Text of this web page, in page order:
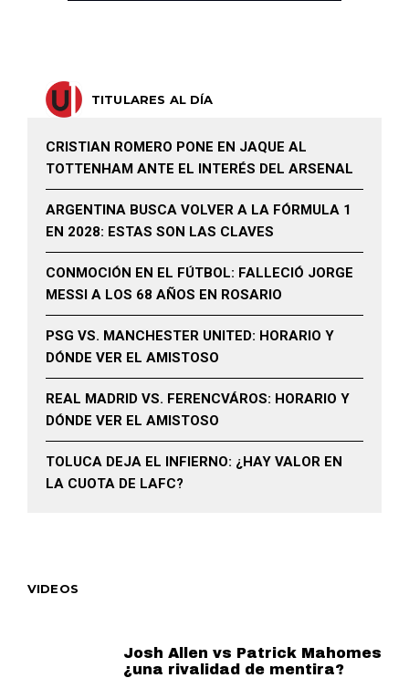
TITULARES AL DÍA
CRISTIAN ROMERO PONE EN JAQUE AL
TOTTENHAM ANTE EL INTERÉS DEL ARSENAL
ARGENTINA BUSCA VOLVER A LA FÓRMULA 1
EN 2028: ESTAS SON LAS CLAVES
CONMOCIÓN EN EL FÚTBOL: FALLECIÓ JORGE
MESSI A LOS 68 AÑOS EN ROSARIO
PSG VS. MANCHESTER UNITED: HORARIO Y
DÓNDE VER EL AMISTOSO
REAL MADRID VS. FERENCVÁROS: HORARIO Y
DÓNDE VER EL AMISTOSO
TOLUCA DEJA EL INFIERNO: ¿HAY VALOR EN
LA CUOTA DE LAFC?
VIDEOS
Josh Allen vs Patrick Mahomes
¿una rivalidad de mentira?